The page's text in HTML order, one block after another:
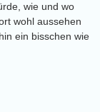
wie und wo
wohl aussehen
ein bisschen wie